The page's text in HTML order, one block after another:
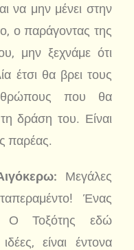
να μην μένει στην
ο παράγοντας της
μην ξεχνάμε ότι
έτσι θα βρει τους
που θα
δράση του. Είναι
παρέας.
Μεγάλες
Ένας
Ο Τοξότης εδώ
είναι έντονα